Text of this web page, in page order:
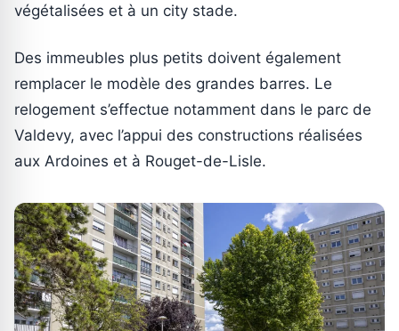
végétalisées et à un city stade.
Des immeubles plus petits doivent également
remplacer le modèle des grandes barres. Le
relogement s’effectue notamment dans le parc de
Valdevy, avec l’appui des constructions réalisées
aux Ardoines et à Rouget-de-Lisle.